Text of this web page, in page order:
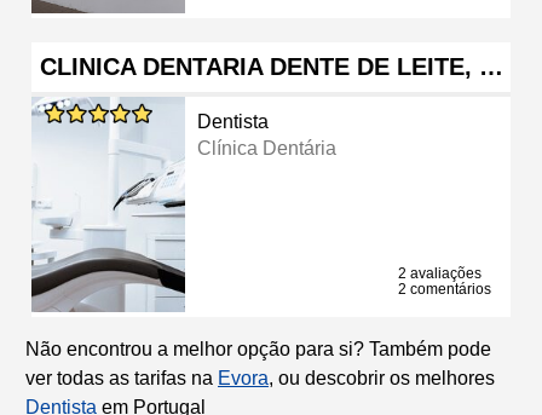
CLINICA DENTARIA DENTE DE LEITE, …
Dentista
Clínica Dentária
2 avaliações
2 comentários
Não encontrou a melhor opção para si? Também pode
ver todas as tarifas na Evora, ou descobrir os melhores
Dentista em Portugal